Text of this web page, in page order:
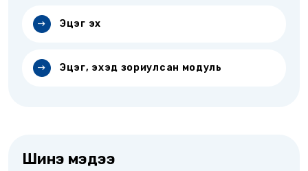
Эцэг эх
Эцэг, эхэд зориулсан модуль
Шинэ мэдээ